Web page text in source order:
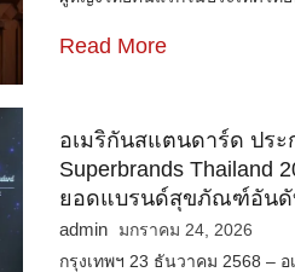
Read More
อเมริกันสแตนดาร์ด ประ
Superbrands Thailand
ยอดแบรนด์สุขภัณฑ์อันดั
admin
มกราคม 24, 2026
กรุงเทพฯ 23 ธันวาคม 2568 – อ